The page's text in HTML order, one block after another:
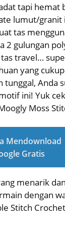
tapi hemat
lumut/granit
tas
2 gulungan
travel…
yang
tunggal, Anda
ini! Yuk
Moss
Mendownload
Gratis
menarik
dengan
Stitch